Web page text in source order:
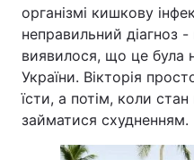
організмі кишкову
неправильний діагноз
виявилося, що це була
України. Вікторія
їсти, а потім, коли
займатися схудненням.